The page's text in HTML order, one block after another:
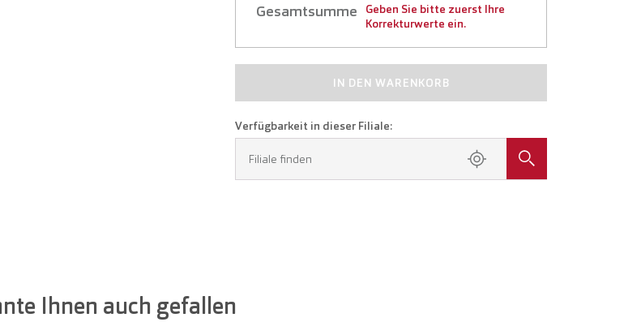
Gesamtsumme
Geben Sie bitte zuerst Ihre
Korrekturwerte ein.
IN DEN WARENKORB
Verfügbarkeit in dieser Filiale:
Filiale finden
Ihnen auch gefallen